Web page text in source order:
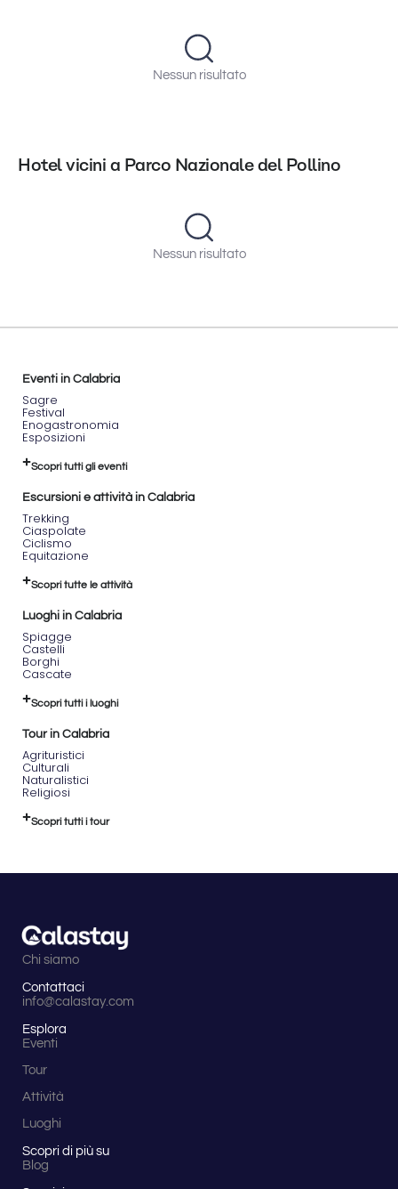
Nessun risultato
Hotel vicini a Parco Nazionale del Pollino
Nessun risultato
Eventi in Calabria
Sagre
Festival
Enogastronomia
Esposizioni
Scopri tutti gli eventi
Escursioni e attività in Calabria
Trekking
Ciaspolate
Ciclismo
Equitazione
Scopri tutte le attività
Luoghi in Calabria
Spiagge
Castelli
Borghi
Cascate
Scopri tutti i luoghi
Tour in Calabria
Agrituristici
Culturali
Naturalistici
Religiosi
Scopri tutti i tour
Chi siamo
Contattaci
info@calastay.com
Esplora
Eventi
Tour
Attività
Luoghi
Scopri di più su
Blog